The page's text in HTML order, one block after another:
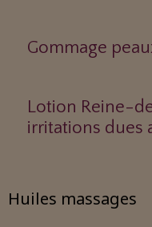
Gommage
Lotion Reine-
irritations dues
Huiles massages